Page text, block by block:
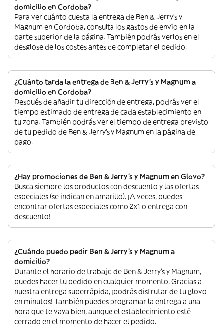
domicilio en Cordoba?
Para ver cuánto cuesta la entrega de Ben & Jerry's y
Magnum en Cordoba, consulta los gastos de envío en la
parte superior de la página. También podrás verlos en el
desglose de los costes antes de completar el pedido.
¿Cuánto tarda la entrega de Ben & Jerry's y Magnum a
domicilio en Cordoba?
Después de añadir tu dirección de entrega, podrás ver el
tiempo estimado de entrega de cada establecimiento en
tu zona. También podrás ver el tiempo de entrega previsto
de tu pedido de Ben & Jerry's y Magnum en la página de
pago.
¿Hay promociones de Ben & Jerry's y Magnum en Glovo?
Busca siempre los productos con descuento y las ofertas
especiales (se indican en amarillo). ¡A veces, puedes
encontrar ofertas especiales como 2x1 o entrega con
descuento!
¿Cuándo puedo pedir Ben & Jerry's y Magnum a
domicilio?
Durante el horario de trabajo de Ben & Jerry's y Magnum,
puedes hacer tu pedido en cualquier momento. Gracias a
nuestra entrega superrápida, ¡podrás disfrutar de tu glovo
en minutos! También puedes programar la entrega a una
hora que te vaya bien, aunque el establecimiento esté
cerrado en el momento de hacer el pedido.